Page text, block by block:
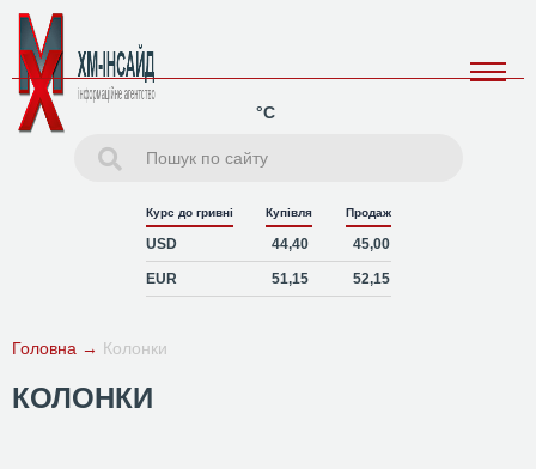
°C
Курс до гривні Купівля Продаж
USD 44,40 45,00
EUR 51,15 52,15
Головна → Колонки
КОЛОНКИ